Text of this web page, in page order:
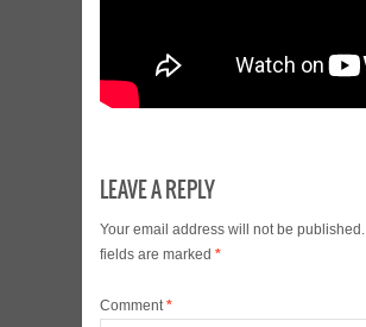
LEAVE A REPLY
Your email address will not be published.
fields are marked *
Comment*